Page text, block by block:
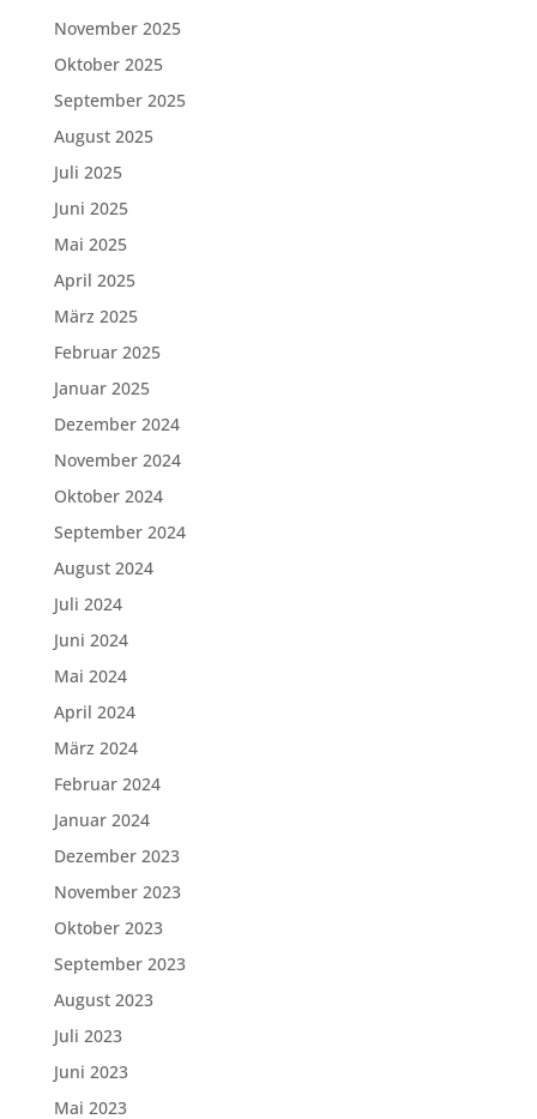
November 2025
Oktober 2025
September 2025
August 2025
Juli 2025
Juni 2025
Mai 2025
April 2025
März 2025
Februar 2025
Januar 2025
Dezember 2024
November 2024
Oktober 2024
September 2024
August 2024
Juli 2024
Juni 2024
Mai 2024
April 2024
März 2024
Februar 2024
Januar 2024
Dezember 2023
November 2023
Oktober 2023
September 2023
August 2023
Juli 2023
Juni 2023
Mai 2023